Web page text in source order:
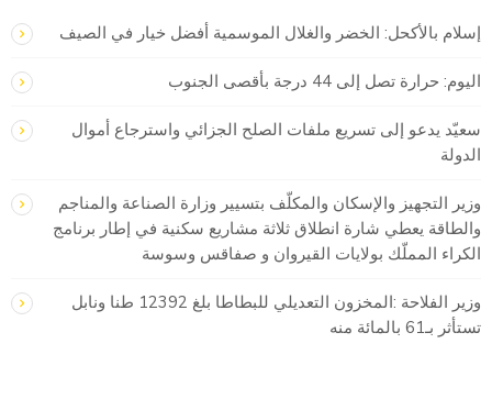
إسلام بالأكحل: الخضر والغلال الموسمية أفضل خيار في الصيف
اليوم: حرارة تصل إلى 44 درجة بأقصى الجنوب
سعيّد يدعو إلى تسريع ملفات الصلح الجزائي واسترجاع أموال
الدولة
وزير التجهيز والإسكان والمكلّف بتسيير وزارة الصناعة والمناجم
والطاقة يعطي شارة انطلاق ثلاثة مشاريع سكنية في إطار برنامج
الكراء المملّك بولايات القيروان و صفاقس وسوسة
وزير الفلاحة :المخزون التعديلي للبطاطا بلغ 12392 طنا ونابل
تستأثر بـ61 بالمائة منه